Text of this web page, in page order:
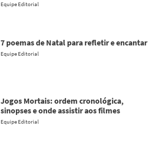
Equipe Editorial
7 poemas de Natal para refletir e encantar
Equipe Editorial
Jogos Mortais: ordem cronológica,
sinopses e onde assistir aos filmes
Equipe Editorial